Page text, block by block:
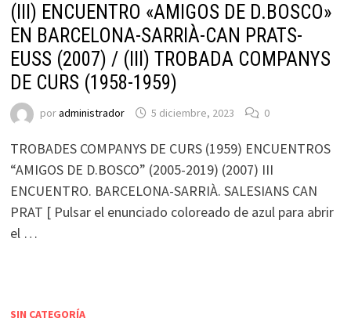
(III) ENCUENTRO «AMIGOS DE D.BOSCO»
EN BARCELONA-SARRIÀ-CAN PRATS-
EUSS (2007) / (III) TROBADA COMPANYS
DE CURS (1958-1959)
poradministrador 5 diciembre, 2023 0
TROBADES COMPANYS DE CURS (1959) ENCUENTROS
“AMIGOS DE D.BOSCO” (2005-2019) (2007) III
ENCUENTRO. BARCELONA-SARRIÀ. SALESIANS CAN
PRAT [ Pulsar el enunciado coloreado de azul para abrir
el …
SIN CATEGORÍA